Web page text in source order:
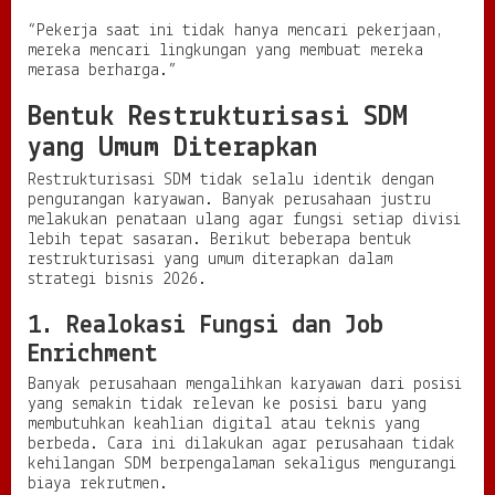
“Pekerja saat ini tidak hanya mencari pekerjaan,
mereka mencari lingkungan yang membuat mereka
merasa berharga.”
Bentuk Restrukturisasi SDM
yang Umum Diterapkan
Restrukturisasi SDM tidak selalu identik dengan
pengurangan karyawan. Banyak perusahaan justru
melakukan penataan ulang agar fungsi setiap divisi
lebih tepat sasaran. Berikut beberapa bentuk
restrukturisasi yang umum diterapkan dalam
strategi bisnis 2026.
1. Realokasi Fungsi dan Job
Enrichment
Banyak perusahaan mengalihkan karyawan dari posisi
yang semakin tidak relevan ke posisi baru yang
membutuhkan keahlian digital atau teknis yang
berbeda. Cara ini dilakukan agar perusahaan tidak
kehilangan SDM berpengalaman sekaligus mengurangi
biaya rekrutmen.